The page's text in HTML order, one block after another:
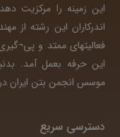
این زمینه را مرکزیت
اندرکاران این رشته از
فعالیتهای ممتد و
این حرفه بعمل آمد.
موسس انجمن بتن ایران در تاریخ 78/11/
دسترسی سریع